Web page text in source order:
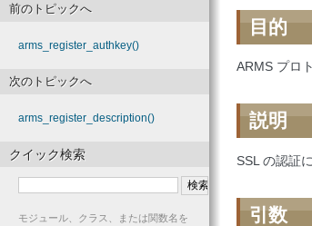
目的
ARMS プロ
説明
SSL の認証
引数
前のトピックへ
arms_register_authkey()
次のトピックへ
arms_register_description()
クイック検索
モジュール、クラス、または関数名を